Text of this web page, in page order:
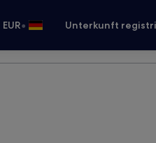
EUR• Unterkunft